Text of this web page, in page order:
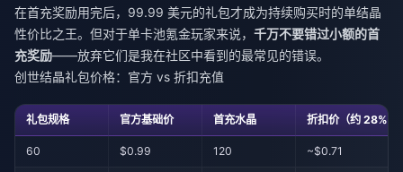
在首充奖励用完后，99.99 美元的礼包才成为持续购买时的单结晶
性价比之王。但对于单卡池氪金玩家来说， 千万不要错过小额的首
充奖励——放弃它们是我在社区中看到的最常见的错误。
创世结晶礼包价格：官方 vs 折扣充值
礼包规格 官方基础价 首充水晶 折扣价（约 28%
60 $0.99 120 ~$0.71